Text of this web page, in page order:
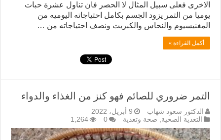
الاخرى فعلى سبيل المثال لا الحصر فان تناول عشرة حبات
يوميا من التمر يزود الجسم بكامل احتياجاته اليوميه من
المغنيسيوم والنحاس والكبريت ونصف احتياجاته من …
أكمل القراءة »
التمر ضروري للصائم فهو كنز من الغذاء والدواء
الدكتور سعود شهاب
9 أبريل، 2022
التغذية الصحية, صحة وتغذية 0
1,264